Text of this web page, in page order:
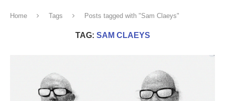
Home Tags Posts tagged with "Sam Claeys"
TAG: SAM CLAEYS